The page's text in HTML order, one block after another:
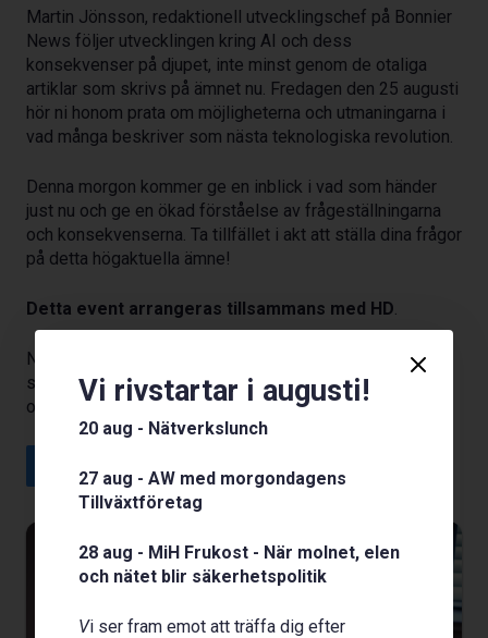
Martin Jönsson, redaktionell utvecklingschef på Bonnier
News följer utvecklingen kring AI och dess
konsekvenser på djupet, inte minst genom de otaliga
artiklar som skrivs på ämnet nu. Fredagen den 25 augusti
hör ni honom prata om möjligheterna och utmaningarna i
vad många beskriver som nästa teknologiska revolution.
Denna morgon kommer ge en inblick i vad som händer
just nu och ge en ökad förståelse av frågeställningarna
och konsekvenserna. Ta tillfället i akt att ställa dina frågor
på detta högaktuella ämne!
Detta event arrangeras tillsammans med HD.
Ni träffar även
, vår nya stadsdirektör
sedan i april och får höra hur hon ser på sitt nya uppdrag
och vilka visioner hon har för Helsingborg.
Vi rivstartar i augusti!
20 aug - Nätverkslunch
27 aug - AW med morgondagens
Tillväxtföretag
28 aug - MiH Frukost - När molnet, elen
och nätet blir säkerhetspolitik
Vi ser fram emot att träffa dig efter